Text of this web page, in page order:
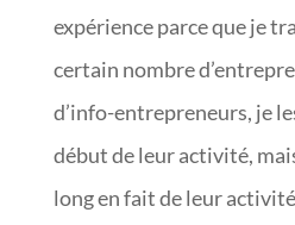
expérience parce que je
certain nombre
d’info-entrepreneurs, je
début de leur activité,
long en fait de leur